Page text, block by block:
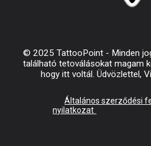
© 2025 TattooPoint - Minden
található tetoválásokat magam
hogy itt voltál. Üdvözlettel,
Általános szerződési
nyilatkozat